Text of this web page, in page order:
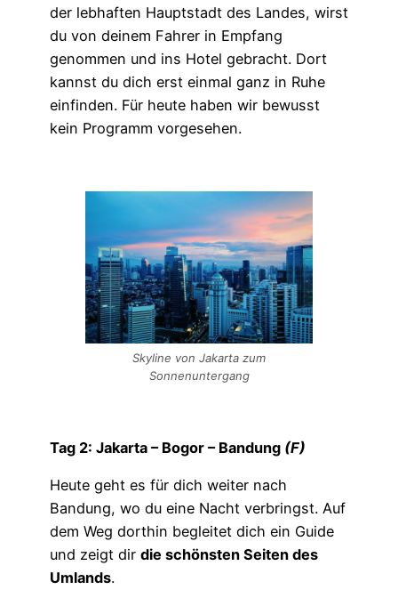
der lebhaften Hauptstadt des Landes, wirst
du von deinem Fahrer in Empfang
genommen und ins Hotel gebracht. Dort
kannst du dich erst einmal ganz in Ruhe
einfinden. Für heute haben wir bewusst
kein Programm vorgesehen.
Skyline von Jakarta zum
Sonnenuntergang
Tag 2: Jakarta – Bogor – Bandung (F)
Heute geht es für dich weiter nach
Bandung, wo du eine Nacht verbringst. Auf
dem Weg dorthin begleitet dich ein Guide
und zeigt dir die schönsten Seiten des
Umlands.